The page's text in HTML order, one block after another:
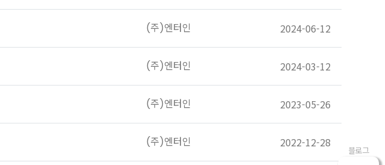
(주)엔터인 2024-06-12
(주)엔터인 2024-03-12
(주)엔터인 2023-05-26
(주)엔터인 2022-12-28
블로그